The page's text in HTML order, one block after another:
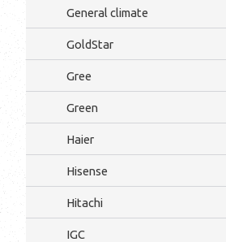
General climate
GoldStar
Gree
Green
Haier
Hisense
Hitachi
IGC